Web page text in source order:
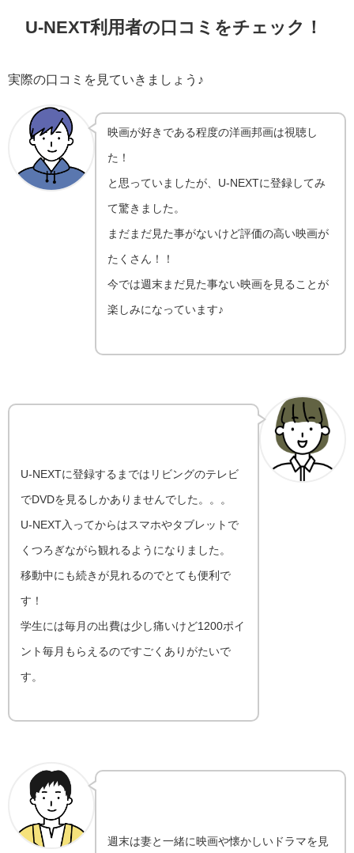
U-NEXT利用者の口コミをチェック！
実際の口コミを見ていきましょう♪
映画が好きである程度の洋画邦画は視聴し
た！
と思っていましたが、U-NEXTに登録してみ
て驚きました。
まだまだ見た事がないけど評価の高い映画が
たくさん！！
今では週末まだ見た事ない映画を見ることが
楽しみになっています♪
U-NEXTに登録するまではリビングのテレビ
でDVDを見るしかありませんでした。。。
U-NEXT入ってからはスマホやタブレットで
くつろぎながら観れるようになりました。
移動中にも続きが見れるのでとても便利で
す！
学生には毎月の出費は少し痛いけど1200ポイ
ント毎月もらえるのですごくありがたいで
す。
週末は妻と一緒に映画や懐かしいドラマを見